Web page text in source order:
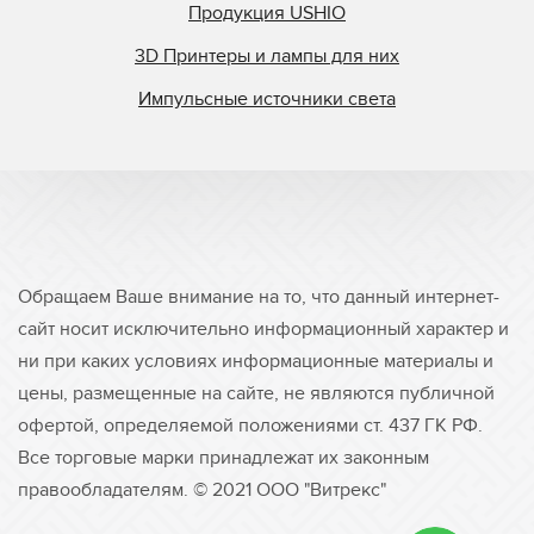
Продукция USHIO
3D Принтеры и лампы для них
Импульсные источники света
Обращаем Ваше внимание на то, что данный интернет-
сайт носит исключительно информационный характер и
ни при каких условиях информационные материалы и
цены, размещенные на сайте, не являются публичной
офертой, определяемой положениями ст. 437 ГК РФ.
Все торговые марки принадлежат их законным
правообладателям. © 2021 ООО "Витрекс"